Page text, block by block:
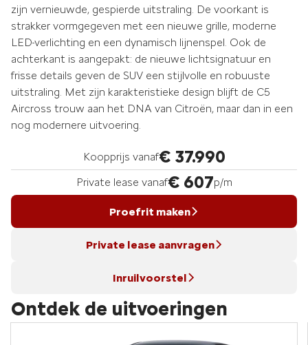
zijn vernieuwde, gespierde uitstraling. De voorkant is
strakker vormgegeven met een nieuwe grille, moderne
LED-verlichting en een dynamisch lijnenspel. Ook de
achterkant is aangepakt: de nieuwe lichtsignatuur en
frisse details geven de SUV een stijlvolle en robuuste
uitstraling. Met zijn karakteristieke design blijft de C5
Aircross trouw aan het DNA van Citroën, maar dan in een
nog modernere uitvoering.
Koopprijs vanaf€ 37.990
Private lease vanaf€ 607p/m
Proefrit maken
Private lease aanvragen
Inruilvoorstel
Ontdek de uitvoeringen